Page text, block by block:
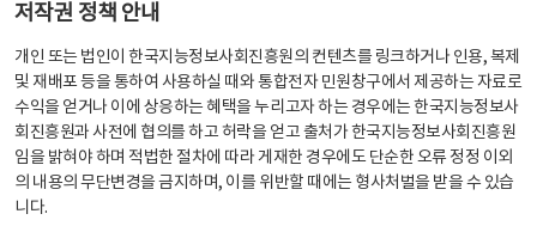
저작권 정책 안내
개인 또는 법인이 한국지능정보사회진흥원의 컨텐츠를 링크하거나 인용, 복제
및 재배포 등을 통하여 사용하실 때와 통합전자 민원창구에서 제공하는 자료로
수익을 얻거나 이에 상응하는 혜택을 누리고자 하는 경우에는 한국지능정보사
회진흥원과 사전에 협의를 하고 허락을 얻고 출처가 한국지능정보사회진흥원
임을 밝혀야 하며 적법한 절차에 따라 게재한 경우에도 단순한 오류 정정 이외
의 내용의 무단변경을 금지하며, 이를 위반할 때에는 형사처벌을 받을 수 있습
니다.